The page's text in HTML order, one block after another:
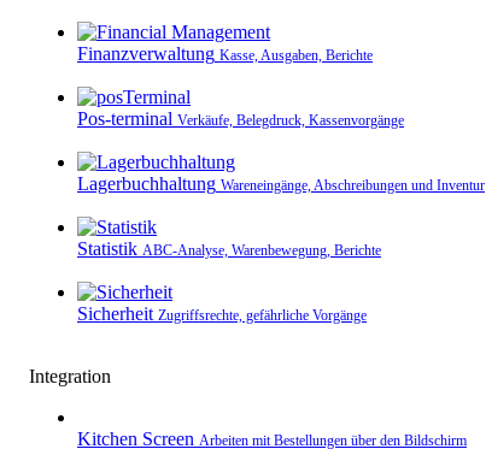
Finanzverwaltung Kasse, Ausgaben, Berichte
Pos-terminal Verkäufe, Belegdruck, Kassenvorgänge
Lagerbuchhaltung Wareneingänge, Abschreibungen und Inventur
Statistik ABC-Analyse, Warenbewegung, Berichte
Sicherheit Zugriffsrechte, gefährliche Vorgänge
Integration
Kitchen Screen Arbeiten mit Bestellungen über den Bildschirm